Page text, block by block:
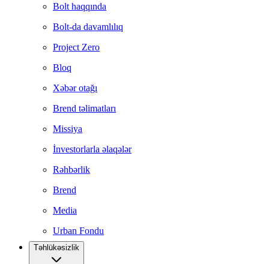
Bolt haqqında
Bolt-da davamlılıq
Project Zero
Bloq
Xəbər otağı
Brend təlimatları
Missiya
İnvestorlarla əlaqələr
Rəhbərlik
Brend
Media
Urban Fondu
Təhlükəsizlik